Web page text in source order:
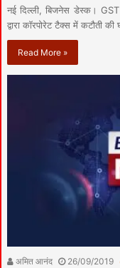
नई दिल्‍ली, बिजनेस डेस्‍क। GST
द्वारा कॉरपोरेट टैक्‍स में कटौती की
Read More »
अमित आनंद 26/09/2019